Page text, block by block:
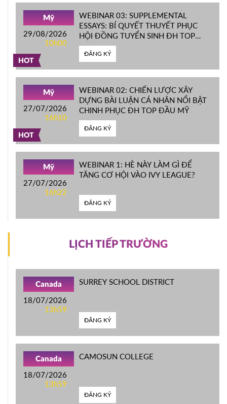
HOT
Mỹ
29/08/2026
10h00
WEBINAR 03: SUPPLEMENTAL
ESSAYS: BÍ QUYẾT THUYẾT PHỤC
HỘI ĐỒNG TUYỂN SINH ĐH TOP
ĐẦU MỸ
ĐĂNG KÝ
HOT
Mỹ
27/07/2026
16h10
WEBINAR 02: CHIẾN LƯỢC XÂY
DỰNG BÀI LUẬN CÁ NHÂN NỔI BẬT
CHINH PHỤC ĐH TOP ĐẦU MỸ
ĐĂNG KÝ
Mỹ
27/07/2026
16h22
WEBINAR 1: HÈ NÀY LÀM GÌ ĐỂ
TĂNG CƠ HỘI VÀO IVY LEAGUE?
ĐĂNG KÝ
LỊCH TIẾP TRƯỜNG
Canada
18/07/2026
13h59
SURREY SCHOOL DISTRICT
ĐĂNG KÝ
Canada
18/07/2026
13h59
CAMOSUN COLLEGE
ĐĂNG KÝ